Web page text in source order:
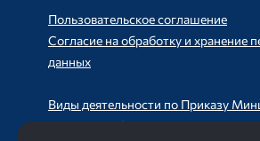
Пользовательское соглашение
Согласие на обработку и хранение
данных
Виды деятельности по Приказу
11.05.2023 №449